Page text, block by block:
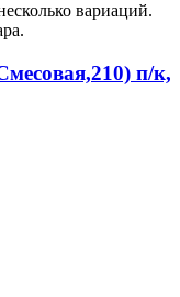
вариаций.
п/к,